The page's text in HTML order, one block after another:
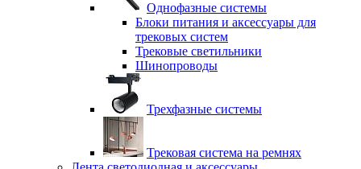
Однофазные системы
Блоки питания и аксессуары для
трековых систем
Трековые светильники
Шинопроводы
Трехфазные системы
Трековая система на ремнях